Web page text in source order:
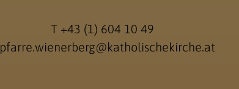
T +43 (1) 604 10 49
pfarre.wienerberg@katholischekirche.at